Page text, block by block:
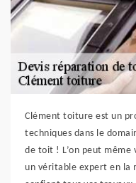
Clément toiture est un
techniques dans le
de toit ! L’on peut même
un véritable expert en la